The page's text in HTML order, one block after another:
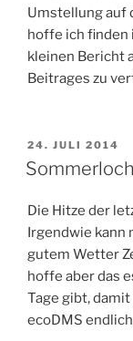
Umstellung auf
hoffe ich finden
kleinen Bericht
Beitrages zu
AM
24. JULI 2014
Sommerloch
Die Hitze der
Irgendwie kann
gutem Wetter
hoffe aber das
Tage gibt,
ecoDMS